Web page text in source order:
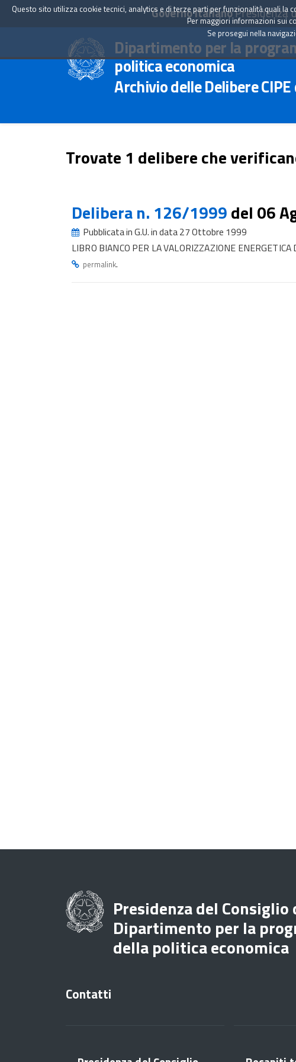
Governo ItalianoPresidenza
Dipartimento per la
politica economica
Archivio delle Delibere
Trovate 1 delibere che
Delibera n. 126/1999del 06
Pubblicata in G.U. in data 27 Ottobre 1999
LIBRO BIANCO PER LA VALORIZZAZIONE
permalink.
Questo sito utilizza cookie tecnici, analytics e di terze parti per funzionalità quali
Per maggiori informazioni sui
Se prosegui nella
Presidenza del
Dipartimento per la
della politica economica
Contatti